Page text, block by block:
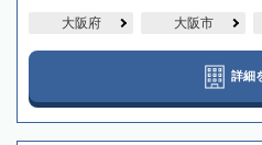
大阪府 大阪市
詳細